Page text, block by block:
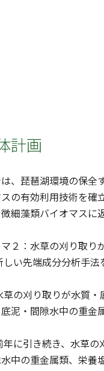
計画
、琵琶湖環境の保全
の有効利用技術を確
細藻類バイオマスに
２：水草の刈り取り
しい先端成分分析手
草の刈り取りが水質
泥・間隙水中の重金
年に引き続き、水草
中の重金属類、栄養